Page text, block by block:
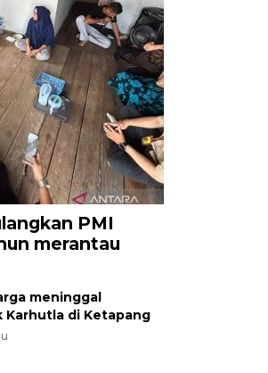
PMI
merantau
meninggal
Karhutla di Ketapang